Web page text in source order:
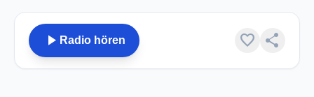
play_arrow Radio hören favorite share